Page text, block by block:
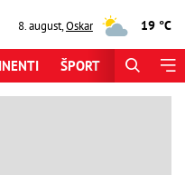
8. august,Oskar 19 °C
ŠPORT